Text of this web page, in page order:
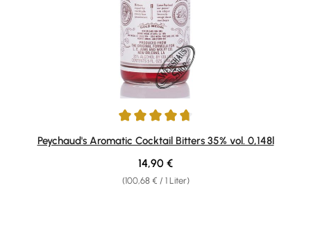
Durchschnittliche Bewertung von 4.83 von 5 Sternen
Peychaud's Aromatic Cocktail Bitters 35% vol. 0,148l
(100,68 € / 1 Liter)
Regulärer Preis:
14,90 €